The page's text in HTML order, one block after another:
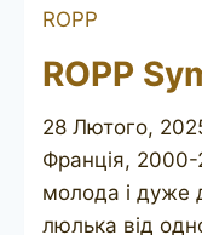
ROPP
ROPP
28 Лютого,
Франція, 2000-
молода і дуже
люлька від